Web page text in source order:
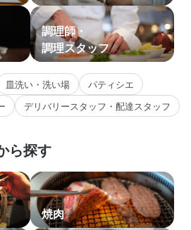
調理師・
調理スタッフ
皿洗い・洗い場
パティシエ
デリバリースタッフ・配達スタッフ
ら探す
焼肉